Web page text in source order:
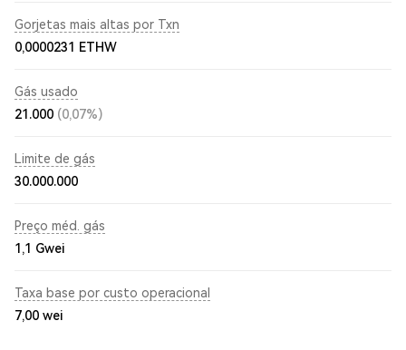
Gorjetas mais altas por Txn
0,0000231 ETHW
Gás usado
21.000 (0,07%)
Limite de gás
30.000.000
Preço méd. gás
1,1 Gwei
Taxa base por custo operacional
7,00 wei